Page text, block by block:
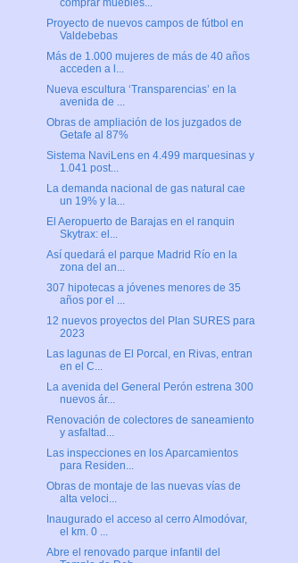
comprar muebles...
Proyecto de nuevos campos de fútbol en
Valdebebas
Más de 1.000 mujeres de más de 40 años
acceden a l...
Nueva escultura ‘Transparencias’ en la
avenida de ...
Obras de ampliación de los juzgados de
Getafe al 87%
Sistema NaviLens en 4.499 marquesinas y
1.041 post...
La demanda nacional de gas natural cae
un 19% y la...
El Aeropuerto de Barajas en el ranquin
Skytrax: el...
Así quedará el parque Madrid Río en la
zona del an...
307 hipotecas a jóvenes menores de 35
años por el ...
12 nuevos proyectos del Plan SURES para
2023
Las lagunas de El Porcal, en Rivas, entran
en el C...
La avenida del General Perón estrena 300
nuevos ár...
Renovación de colectores de saneamiento
y asfaltad...
Las inspecciones en los Aparcamientos
para Residen...
Obras de montaje de las nuevas vías de
alta veloci...
Inaugurado el acceso al cerro Almodóvar,
el km. 0 ...
Abre el renovado parque infantil del